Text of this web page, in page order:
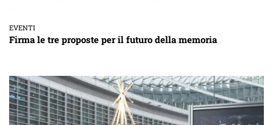
EVENTI
Firma le tre proposte per il futuro della memoria